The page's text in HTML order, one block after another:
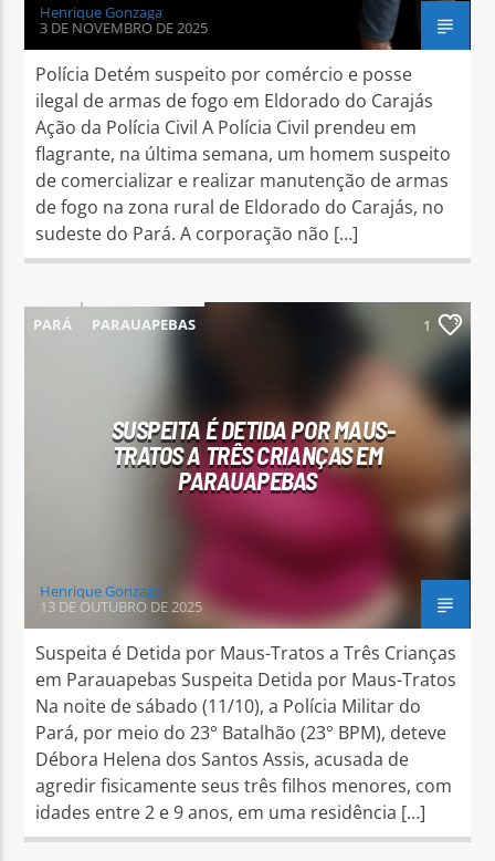
Henrique Gonzaga
3 DE NOVEMBRO DE 2025
Polícia Detém suspeito por comércio e posse
ilegal de armas de fogo em Eldorado do Carajás
Ação da Polícia Civil A Polícia Civil prendeu em
flagrante, na última semana, um homem suspeito
de comercializar e realizar manutenção de armas
de fogo na zona rural de Eldorado do Carajás, no
sudeste do Pará. A corporação não […]
PARÁ PARAUAPEBAS 1
SUSPEITA É DETIDA POR MAUS-
TRATOS A TRÊS CRIANÇAS EM
PARAUAPEBAS
Henrique Gonzaga
13 DE OUTUBRO DE 2025
Suspeita é Detida por Maus-Tratos a Três Crianças
em Parauapebas Suspeita Detida por Maus-Tratos
Na noite de sábado (11/10), a Polícia Militar do
Pará, por meio do 23° Batalhão (23° BPM), deteve
Débora Helena dos Santos Assis, acusada de
agredir fisicamente seus três filhos menores, com
idades entre 2 e 9 anos, em uma residência […]